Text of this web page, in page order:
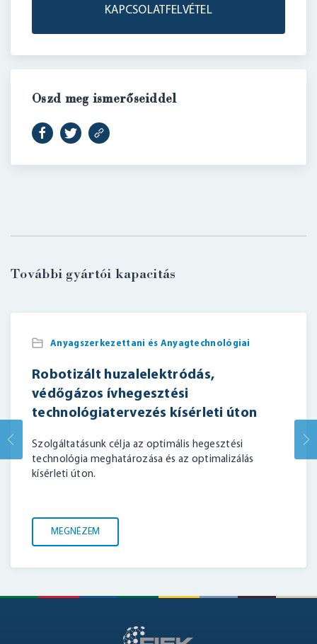
KAPCSOLATFELVÉTEL
Oszd meg ismerőseiddel
További gyártói kapacitás
Anyagszerkezettani és Anyagtechnológiai
Robotizált huzalelektródás,
védőgázos ívhegesztési
technológiatervezés kísérleti úton
Szolgáltatásunk célja az optimális hegesztési
technológia meghatározása és az optimalizálás
kísérleti úton.
MEGNÉZEM